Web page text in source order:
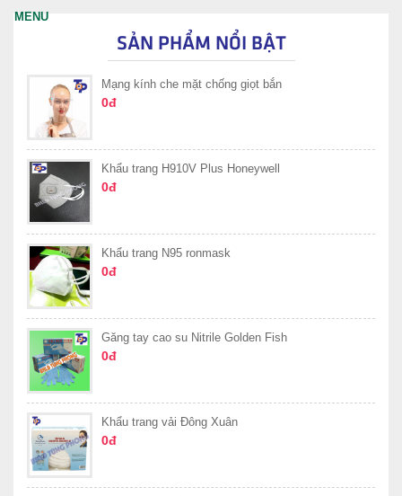
SẢN PHẨM NỔI BẬT
Mạng kính che mặt chống giọt bắn
0đ
Khẩu trang H910V Plus Honeywell
0đ
Khẩu trang N95 ronmask
0đ
Găng tay cao su Nitrile Golden Fish
0đ
Khẩu trang vải Đông Xuân
0đ